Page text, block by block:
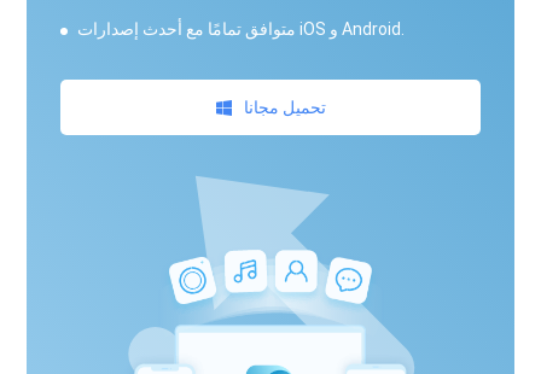
متوافق تمامًا مع أحدث إصدارات iOS و Android.
تحميل مجانا